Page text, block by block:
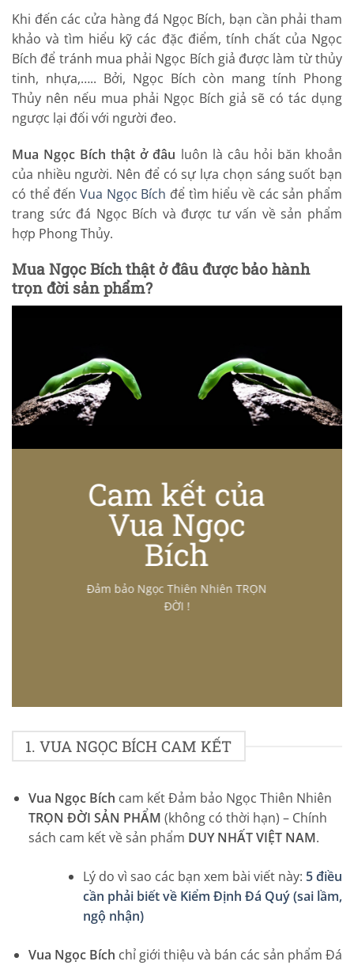
Khi đến các cửa hàng đá Ngọc Bích, bạn cần phải tham
khảo và tìm hiểu kỹ các đặc điểm, tính chất của Ngọc
Bích để tránh mua phải Ngọc Bích giả được làm từ thủy
tinh, nhựa,….. Bởi, Ngọc Bích còn mang tính Phong
Thủy nên nếu mua phải Ngọc Bích giả sẽ có tác dụng
ngược lại đối với người đeo.
Mua Ngọc Bích thật ở đâu luôn là câu hỏi băn khoẳn
của nhiều người. Nên để có sự lựa chọn sáng suốt bạn
có thể đến Vua Ngọc Bích để tìm hiểu về các sản phẩm
trang sức đá Ngọc Bích và được tư vấn về sản phẩm
hợp Phong Thủy.
Mua Ngọc Bích thật ở đâu được bảo hành
trọn đời sản phẩm?
Cam kết của
Vua Ngọc
Bích
Đảm bảo Ngọc Thiên Nhiên TRỌN
ĐỜI !
1. VUA NGỌC BÍCH CAM KẾT
Vua Ngọc Bích cam kết Đảm bảo Ngọc Thiên Nhiên
TRỌN ĐỜI SẢN PHẨM (không có thời hạn) – Chính
sách cam kết về sản phẩm DUY NHẤT VIỆT NAM.
Lý do vì sao các bạn xem bài viết này: 5 điều
cần phải biết về Kiểm Định Đá Quý (sai lầm,
ngộ nhận)
Vua Ngọc Bích chỉ giới thiệu và bán các sản phẩm Đá